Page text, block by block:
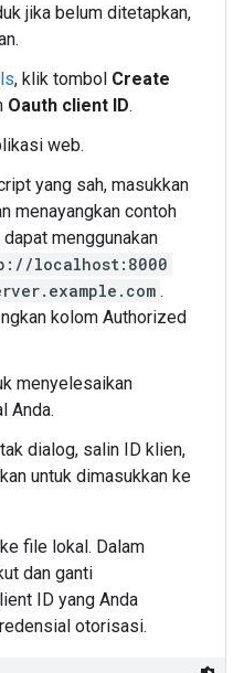
jika belum ditetapkan,
, klik tombol Create
Oauth client ID.
web.
yang sah, masukkan
menayangkan contoh
menggunakan
localhost:8000
.
kolom Authorized
menyelesaikan
Anda.
dialog, salin ID klien,
untuk dimasukkan ke
file lokal. Dalam
dan ganti
ID yang Anda
otorisasi.